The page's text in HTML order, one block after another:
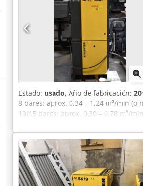
Estado: usado, Año de fabricación:
8 bares: aprox. 0,34 – 1,24 m³/min (o
13/15 bares: aprox. 0,30 – 0,78 m³/
opcionalmente 8, 11 o 15 bares
(montado debajo) Secador por
aprox. 63-66 dB(A) (bajo nivel de
alto): aprox. 630 x 762 x 1100 mm
eléctrica: 400 V / 3 fases / 50 Hz